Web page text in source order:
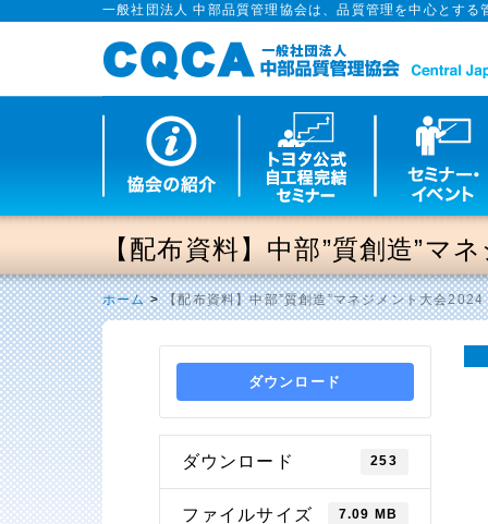
一般社団法人 中部品質管理協会は、品質管理を中心とす
【配布資料】中部”質創造”マ
ホーム>【配布資料】中部”質創造”マネジメント大会2024
ダウンロード
ダウンロード 253
ファイルサイズ 7.09 MB